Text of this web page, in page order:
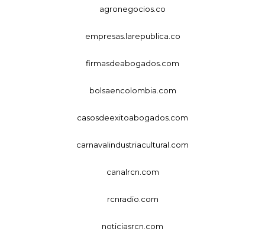
agronegocios.co
empresas.larepublica.co
firmasdeabogados.com
bolsaencolombia.com
casosdeexitoabogados.com
carnavalindustriacultural.com
canalrcn.com
rcnradio.com
noticiasrcn.com